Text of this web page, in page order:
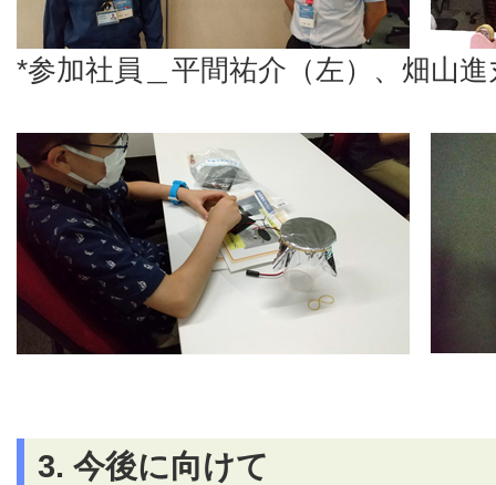
*参加社員＿平間祐介（左）、畑山
3. 今後に向けて